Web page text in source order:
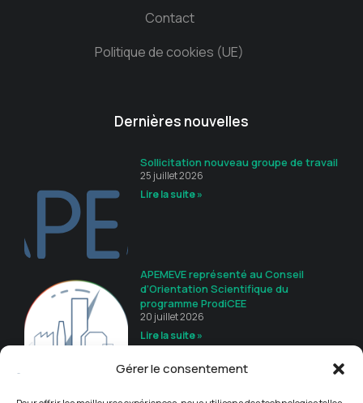
Gérer le consentement
Contact
Politique de cookies (UE)
Dernières nouvelles
Sollicitation nouveau groupe de travail
25 juillet 2026
Lire la suite »
APEMEVE représenté au Conseil
d’Orientation Scientifique du
programme ProdiCEE
20 juillet 2026
Lire la suite »
16 juillet 2026